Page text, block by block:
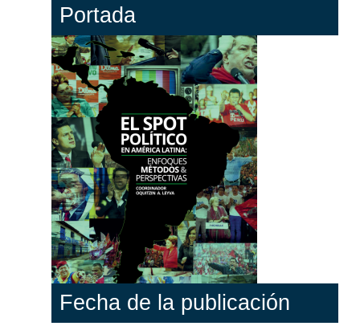
Portada
Fecha de la publicación